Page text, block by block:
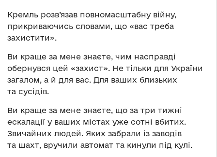
Кремль розв’язав повномасштабну війну,
прикриваючись словами, що «вас треба
захистити».
Ви краще за мене знаєте, чим насправді
обернувся цей «захист». Не тільки для України
загалом, а й для вас. Для ваших близьких
та сусідів.
Ви краще за мене знаєте, що за три тижні
ескалації у ваших містах уже сотні вбитих.
Звичайних людей. Яких забрали із заводів
та шахт, вручили автомат та кинули під кулі.